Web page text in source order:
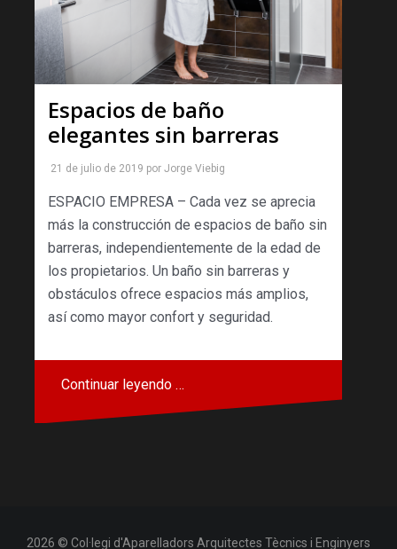
Espacios de baño
elegantes sin barreras
21 de julio de 2019 por Jorge Viebig
ESPACIO EMPRESA – Cada vez se aprecia
más la construcción de espacios de baño sin
barreras, independientemente de la edad de
los propietarios. Un baño sin barreras y
obstáculos ofrece espacios más amplios,
así como mayor confort y seguridad.
Continuar leyendo …
2026 © Col·legi d'Aparelladors Arquitectes Tècnics i Enginyers